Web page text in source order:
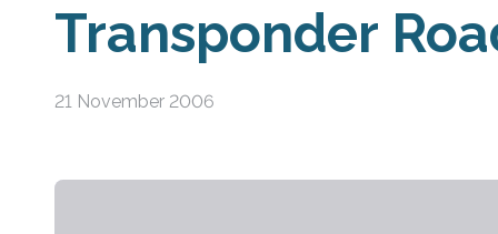
Transponder
21 November 2006